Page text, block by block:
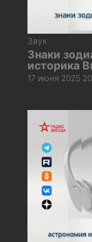
Звук
Знаки
историка
17 июня 2025